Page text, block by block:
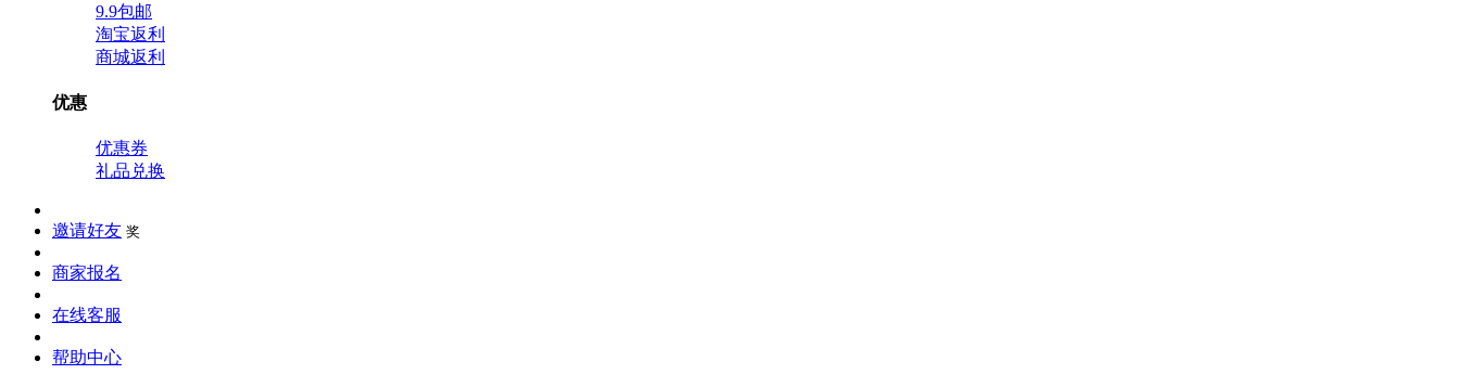
9.9包邮
淘宝返利
商城返利
优惠
优惠券
礼品兑换
邀请好友 奖
商家报名
在线客服
帮助中心